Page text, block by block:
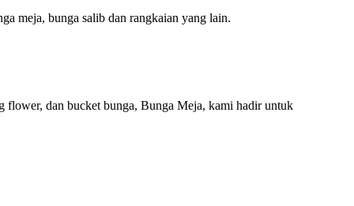
meja, bunga salib dan rangkaian yang lain.
flower, dan bucket bunga, Bunga Meja, kami hadir untuk